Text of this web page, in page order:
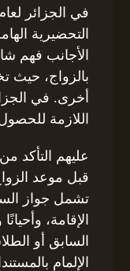
التحضيرية
الأجانب فهم
بالزواج، حيث
أخرى. في
اللازمة
عليهم التأكد
قبل موعد
تشمل جواز
الإقامة،
السابق أو
الإلمام